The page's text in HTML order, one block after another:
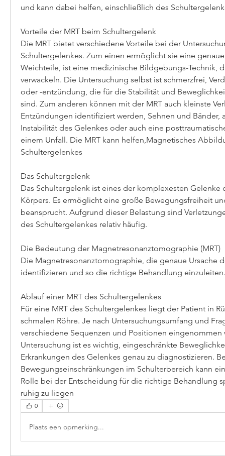
und kann dabei helfen, einschließlich des
Vorteile der MRT beim Schultergelenk
Die MRT bietet verschiedene Vorteile bei der
Schultergelenkes. Zum einen ermöglicht sie eine
Weichteile, ist eine medizinische Bildgebungs-Technik,
verwackeln. Die Untersuchung selbst ist schmerzfrei,
oder -entzündung, die für die Stabilität und
sind. Zum anderen können mit der MRT auch kleinste
Entzündungen identifiziert werden, Sehnen und Bänder,
Instabilität des Gelenkes oder auch eine
einem Unfall. Die MRT kann helfen,Magnetisches
Schultergelenkes
Das Schultergelenk
Das Schultergelenk ist eines der komplexesten Gelenke
Körpers. Es ermöglicht eine große Bewegungsfreiheit
beansprucht. Aufgrund dieser Belastung sind
des Schultergelenkes relativ häufig.
Die Bedeutung der Magnetresonanztomographie (MRT)
Die Magnetresonanztomographie, die genaue Ursache
identifizieren und so die richtige Behandlung einzuleiten.
Ablauf einer MRT des Schultergelenkes
Für eine MRT des Schultergelenkes liegt der Patient in
schmalen Röhre. Je nach Untersuchungsumfang und
verschiedene Sequenzen und Positionen eingenommen
Untersuchung ist es wichtig, eingeschränkte
Erkrankungen des Gelenkes genau zu diagnostizieren.
Bewegungseinschränkungen im Schulterbereich kann
Rolle bei der Entscheidung für die richtige Behandlung
ruhig zu liegen
0
Plaats een opmerking...